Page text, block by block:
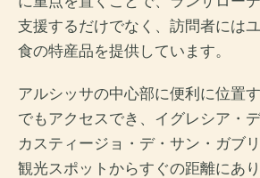
支援するだけでなく、訪問者には
食の特産品を提供しています。
アルシッサの中心部に便利に位置
でもアクセスでき、イグレシア・
カスティージョ・デ・サン・ガブ
観光スポットからすぐの距離にあ